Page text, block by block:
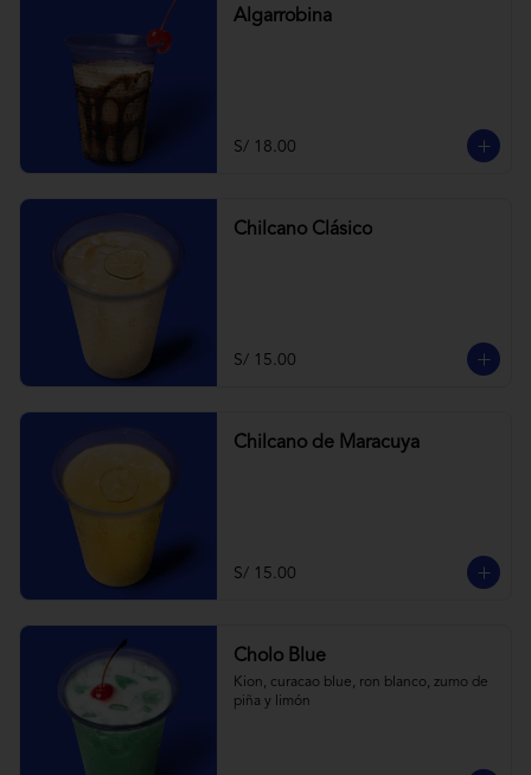
Algarrobina
S/ 18.00
Chilcano Clásico
S/ 15.00
Chilcano de Maracuya
S/ 15.00
Cholo Blue
Kion, curacao blue, ron blanco, zumo de
piña y limón